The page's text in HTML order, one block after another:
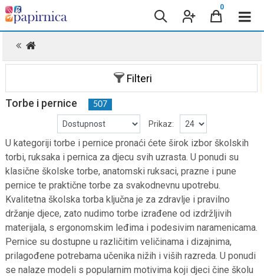
0
Filteri
Torbe i pernice 507
Prikaz:
U kategoriji torbe i pernice pronaći ćete širok izbor školskih
torbi, ruksaka i pernica za djecu svih uzrasta. U ponudi su
klasične školske torbe, anatomski ruksaci, prazne i pune
pernice te praktične torbe za svakodnevnu upotrebu.
Kvalitetna školska torba ključna je za zdravlje i pravilno
držanje djece, zato nudimo torbe izrađene od izdržljivih
materijala, s ergonomskim leđima i podesivim naramenicama.
Pernice su dostupne u različitim veličinama i dizajnima,
prilagođene potrebama učenika nižih i viših razreda. U ponudi
se nalaze modeli s popularnim motivima koji djeci čine školu